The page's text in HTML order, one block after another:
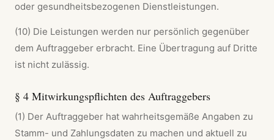
oder gesundheitsbezogenen Dienstleistungen.
(10) Die Leistungen werden nur persönlich gegenüber
dem Auftraggeber erbracht. Eine Übertragung auf Dritte
ist nicht zulässig.
§ 4 Mitwirkungspflichten des Auftraggebers
(1) Der Auftraggeber hat wahrheitsgemäße Angaben zu
Stamm- und Zahlungsdaten zu machen und aktuell zu